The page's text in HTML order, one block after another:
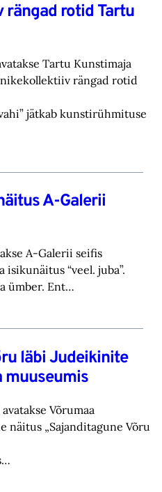
rotid Tartu
Tartu Kunstimaja
rängad rotid
jätkab kunstirühmituse
A-Galerii
A-Galerii seifis
“veel. juba”.
ümber. Ent…
läbi Judeikinite
muuseumis
Võrumaa
näitus „Sajanditagune Võru